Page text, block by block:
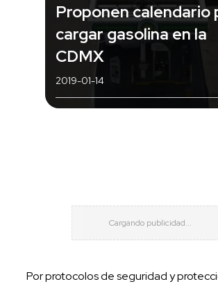
Proponen calendario
cargar gasolina en la
CDMX
2019-01-14
Por protocolos de seguridad y